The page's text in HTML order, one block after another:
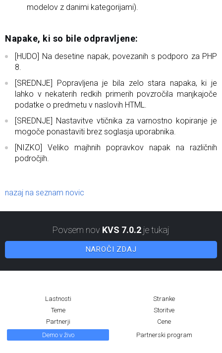
modelov z danimi kategorijami).
Napake, ki so bile odpravljene:
[HUDO] Na desetine napak, povezanih s podporo za PHP
8.
[SREDNJE] Popravljena je bila zelo stara napaka, ki je
lahko v nekaterih redkih primerih povzročila manjkajoče
podatke o predmetu v naslovih HTML.
[SREDNJE] Nastavitve vtičnika za varnostno kopiranje je
mogoče ponastaviti brez soglasja uporabnika.
[NIZKO] Veliko majhnih popravkov napak na različnih
področjih.
nazaj na seznam novic
Povsem nov KVS 7.0.2 je tukaj
NAROČI ZDAJ
Lastnosti
Stranke
Teme
Storitve
Partnerji
Cene
Demo v živo
Partnerski program